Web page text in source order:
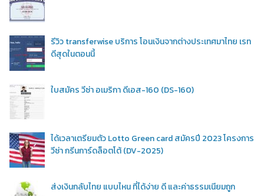
รีวิว transferwise บริการ โอนเงินจากต่างประเทศมาไทย เรท
ดีสุดในตอนนี้
ใบสมัคร วีซ่า อเมริกา ดีเอส-160 (DS-160)
ได้เวลาเตรียมตัว Lotto Green card สมัครปี 2023 โครงการ
วีซ่า กรีนการ์ดล็อตโต้ (DV-2025)
ส่งเงินกลับไทย แบบไหน ที่ได้ง่าย ดี และค่าธรรมเนียมถูก